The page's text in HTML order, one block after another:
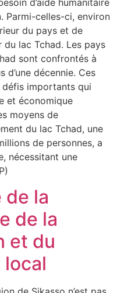
Parmi-celles-ci, environ
du pays et de
lac Tchad. Les pays
sont confrontés à
d’une décennie. Ces
importants qui
et économique
moyens de
du lac Tchad, une
de personnes, a
nécessitant une
de la
de la
et du